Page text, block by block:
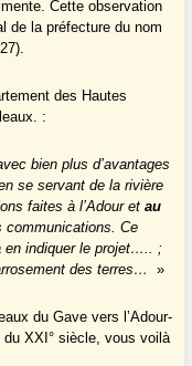
Cette observation
de la préfecture du nom
des Hautes
:
bien plus d’avantages
se servant de la rivière
faites à l’Adour etau
communications. Ce
en indiquer le projet….. ;
des terres…
»
du Gave vers l’Adour-
du XXI° siècle, vous voilà